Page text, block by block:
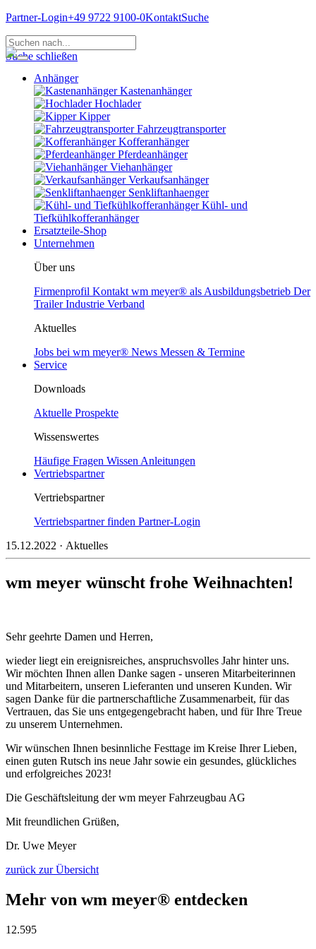
Partner-Login+49 9722 9100-0KontaktSuche
Suche schließen
Anhänger
Kastenanhänger
Hochlader
Kipper
Fahrzeugtransporter
Kofferanhänger
Pferdeanhänger
Viehanhänger
Verkaufsanhänger
Senkliftanhaenger
Kühl- und
Tiefkühlkofferanhänger
Ersatzteile-Shop
Unternehmen
Über uns
Firmenprofil Kontakt wm meyer® als Ausbildungsbetrieb Der
Trailer Industrie Verband
Aktuelles
Jobs bei wm meyer® News Messen & Termine
Service
Downloads
Aktuelle Prospekte
Wissenswertes
Häufige Fragen Wissen Anleitungen
Vertriebspartner
Vertriebspartner
Vertriebspartner finden Partner-Login
15.12.2022 · Aktuelles
wm meyer wünscht frohe Weihnachten!
Sehr geehrte Damen und Herren,
wieder liegt ein ereignisreiches, anspruchsvolles Jahr hinter uns.
Wir möchten Ihnen allen Danke sagen - unseren Mitarbeiterinnen
und Mitarbeitern, unseren Lieferanten und unseren Kunden. Wir
sagen Danke für die partnerschaftliche Zusammenarbeit, für das
Vertrauen, das Sie uns entgegengebracht haben, und für Ihre Treue
zu unserem Unternehmen.
Wir wünschen Ihnen besinnliche Festtage im Kreise Ihrer Lieben,
einen guten Rutsch ins neue Jahr sowie ein gesundes, glückliches
und erfolgreiches 2023!
Die Geschäftsleitung der wm meyer Fahrzeugbau AG
Mit freundlichen Grüßen,
Dr. Uwe Meyer
zurück zur Übersicht
Mehr von wm meyer® entdecken
12.595